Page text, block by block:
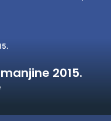
2015.